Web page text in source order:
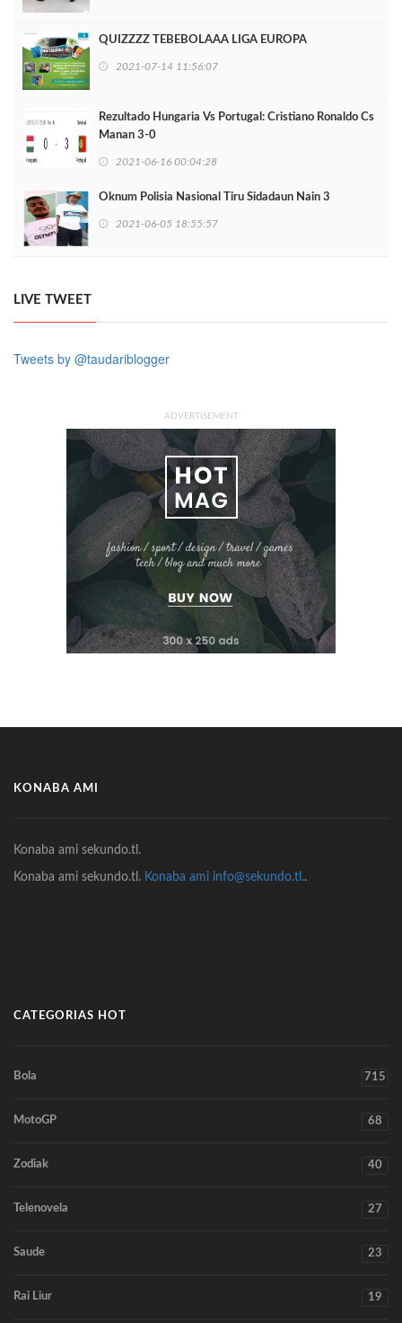
QUIZZZZ TEBEBOLAAA LIGA EUROPA
2021-07-14 11:56:07
Rezultado Hungaria Vs Portugal: Cristiano Ronaldo Cs
Manan 3-0
2021-06-16 00:04:28
Oknum Polisia Nasional Tiru Sidadaun Nain 3
2021-06-05 18:55:57
LIVE TWEET
Tweets by @taudariblogger
ADVERTISEMENT
KONABA AMI
Konaba ami sekundo.tl.
Konaba ami sekundo.tl. Konaba ami info@sekundo.tl..
CATEGORIAS HOT
Bola 715
MotoGP 68
Zodiak 40
Telenovela 27
Saude 23
Rai Liur 19